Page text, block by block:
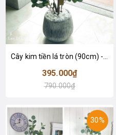
395.000₫
790.000₫
30%